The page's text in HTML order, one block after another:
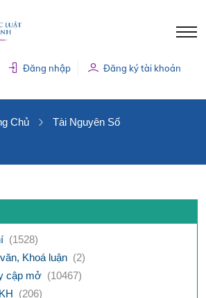
Đăng nhập Đăng ký tài khoản
Chủ Tài Nguyên Số
(1528)
Khoá luận (2)
cập mở (10467)
(206)